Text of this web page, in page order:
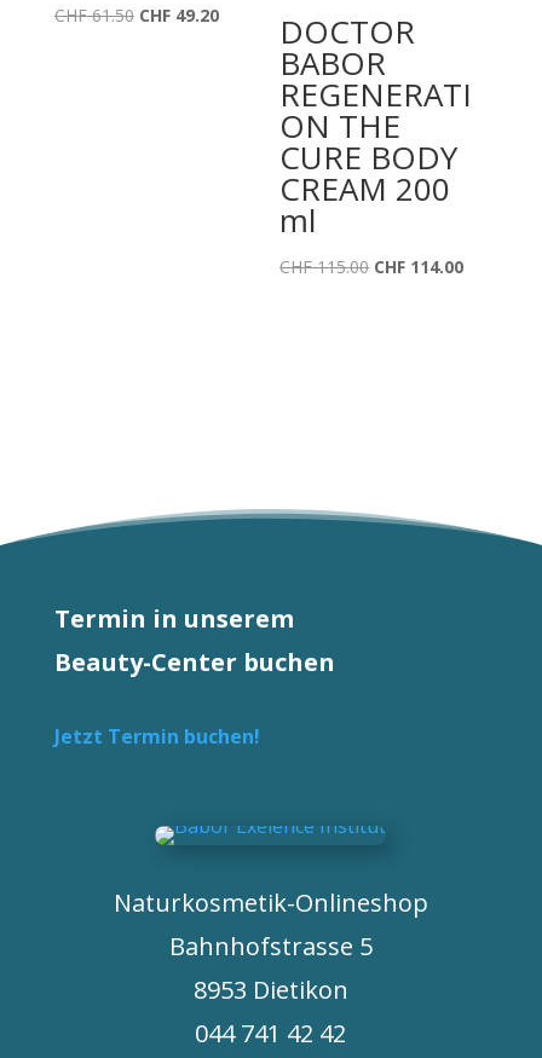
CHF61.50 Ursprünglicher
CHF49.20Aktueller
CHF 49.20.
DOCTOR
BABOR
REGENERATI
ON THE
CURE BODY
CREAM 200
ml
CHF115.00 Ursprünglicher
CHF 114.00Aktueller
Termin in unserem
Beauty-Center buchen
Jetzt Termin buchen!
Naturkosmetik-Onlineshop
Bahnhofstrasse 5
8953 Dietikon
044 741 42 42